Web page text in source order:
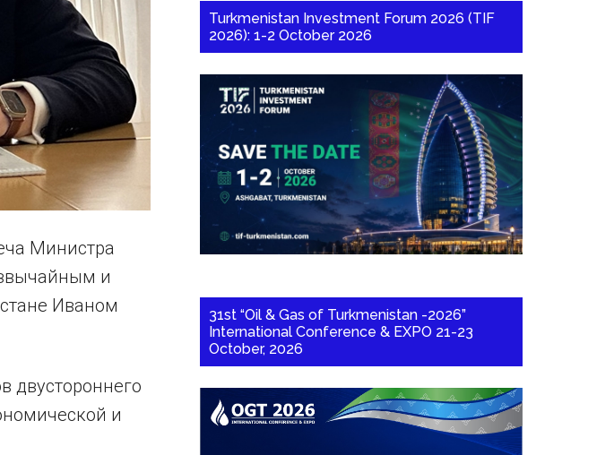
Министра
и
Иваном
двустороннего
и
Turkmenistan Investment Forum 2026 (TIF
2026): 1-2 October 2026
31st “Oil & Gas of Turkmenistan -2026”
International Conference & EXPO 21-23
October, 2026